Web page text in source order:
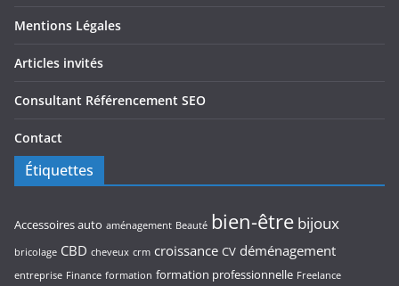
Mentions Légales
Articles invités
Consultant Référencement SEO
Contact
Étiquettes
Accessoires auto aménagement Beauté bien-être bijoux
bricolage CBD cheveux crm croissance CV déménagement
entreprise Finance formation formation professionnelle Freelance